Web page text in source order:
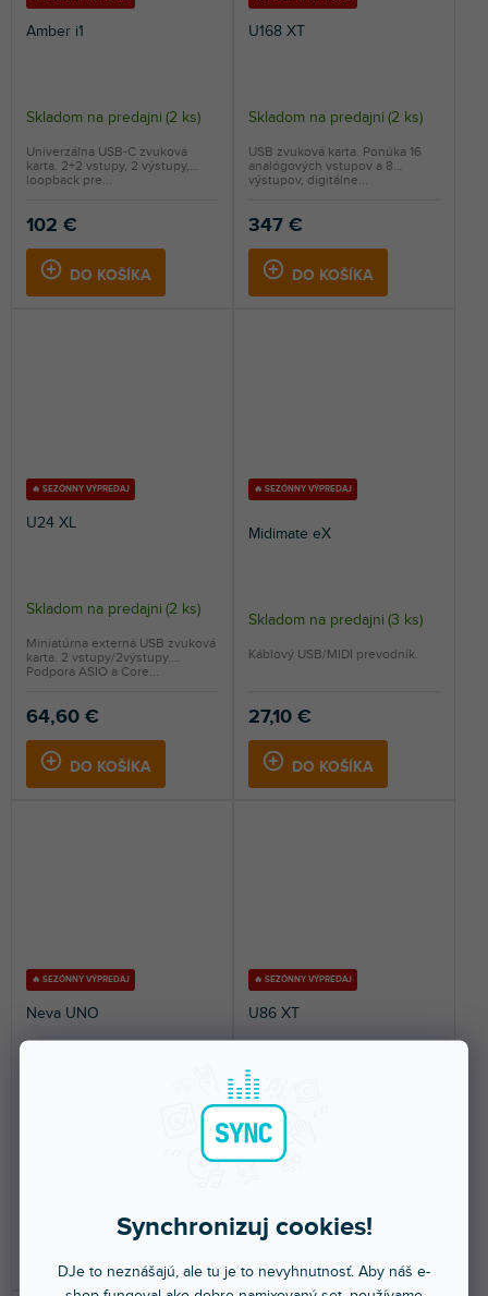
Synchronizuj cookies!
DJe to neznášajú, ale tu je to nevyhnutnosť. Aby náš e-
Amber i1
Skladom na predajni (2 ks)
102 €
DO KOŠÍKA
Univerzálna USB-C zvuková
karta. 2+2 vstupy, 2 výstupy,
loopback pre...
U168 XT
Skladom na predajni (2 ks)
347 €
DO KOŠÍKA
USB zvuková karta. Ponúka 16
analógových vstupov a 8
výstupov, digitálne...
🔥 SEZÓNNY VÝPREDAJ
U24 XL
Skladom na predajni (2 ks)
64,60 €
DO KOŠÍKA
Miniatúrna externá USB zvuková
karta. 2 vstupy/2výstupy.
Podpora ASIO a Core...
🔥 SEZÓNNY VÝPREDAJ
Midimate eX
Skladom na predajni (3 ks)
27,10 €
DO KOŠÍKA
Káblový USB/MIDI prevodník.
🔥 SEZÓNNY VÝPREDAJ
Neva UNO
🔥 SEZÓNNY VÝPREDAJ
U86 XT
Skladom na predajni
USB audio rozhranie. 8
linkových vstupov a 6 linkových
výstupov.